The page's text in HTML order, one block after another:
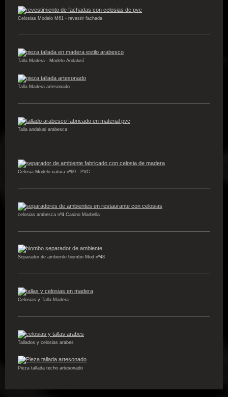
Celosias Modelo M61 - revestir fachada
Talla Madera - Modelo Andalusí
Talla Madera artesonado
Talla andalusi arabesca
Celosia Modelo natura nº69 - PVC
celosias arabesca nº4 Casino Marbella
Separador de ambiente biombo Mod nº48
Celosias y Talla Madera
Tallados y celosias arabes
Pieza tallada techo artesonado